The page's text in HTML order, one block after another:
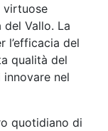
virtuose
del Vallo. La
l’efficacia del
qualità del
nel
quotidiano di